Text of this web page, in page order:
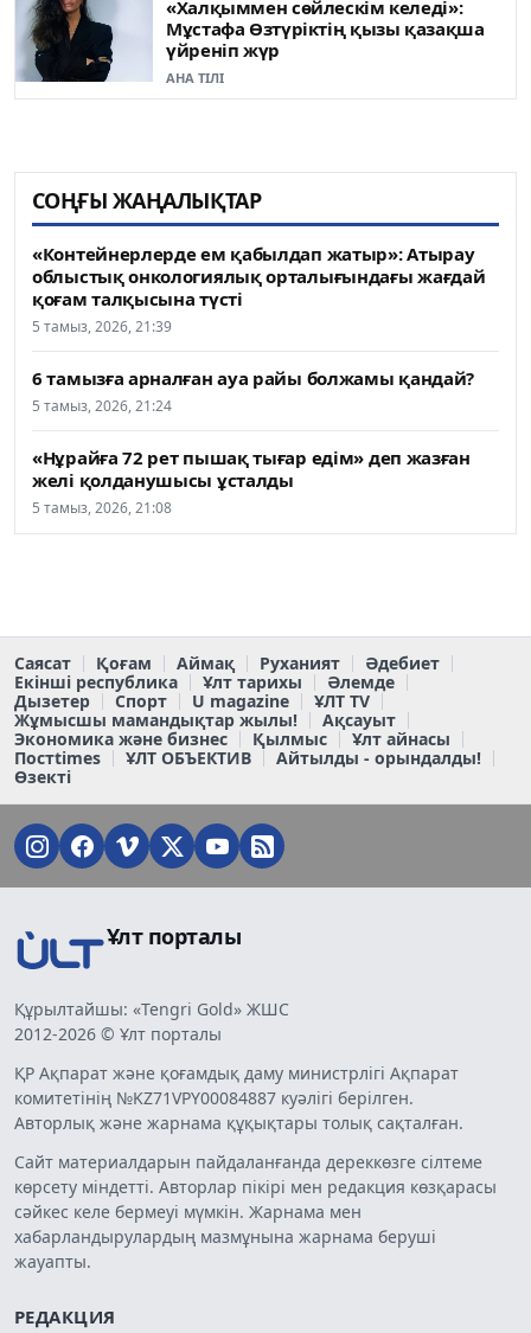
«Халқыммен сөйлескім келеді»:
Мұстафа Өзтүріктің қызы қазақша
үйреніп жүр
АНА ТІЛІ
СОҢҒЫ ЖАҢАЛЫҚТАР
«Контейнерлерде ем қабылдап жатыр»: Атырау
облыстық онкологиялық орталығындағы жағдай
қоғам талқысына түсті
5 тамыз, 2026, 21:39
6 тамызға арналған ауа райы болжамы қандай?
5 тамыз, 2026, 21:24
«Нұрайға 72 рет пышақ тығар едім» деп жазған
желі қолданушысы ұсталды
5 тамыз, 2026, 21:08
Саясат Қоғам Аймақ Руханият
Әдебиет
Екінші республика
Ұлт тарихы
Әлемде
Дызетер
Спорт U magazine
ҰЛТ TV
Жұмысшы мамандықтар жылы!
Ақсауыт
Экономика және бизнес
Қылмыс
Ұлт айнасы
Постtimes
ҰЛТ ОБЪЕКТИВ
Айтылды - орындалды!
Өзекті
Ұлт порталы
Құрылтайшы: «Tengri Gold» ЖШС
2012-2026 © Ұлт порталы
ҚР Ақпарат және қоғамдық даму министрлігі Ақпарат
комитетінің №KZ71VPY00084887 куәлігі берілген.
Авторлық және жарнама құқықтары толық сақталған.
Сайт материалдарын пайдаланғанда дереккөзге сілтеме
көрсету міндетті. Авторлар пікірі мен редакция көзқарасы
сәйкес келе бермеуі мүмкін. Жарнама мен
хабарландырулардың мазмұнына жарнама беруші
жауапты.
РЕДАКЦИЯ